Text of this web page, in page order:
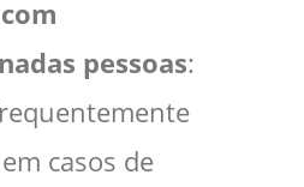
pessoas:
casos de